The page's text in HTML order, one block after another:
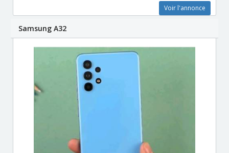
Voir l'annonce
Samsung A32